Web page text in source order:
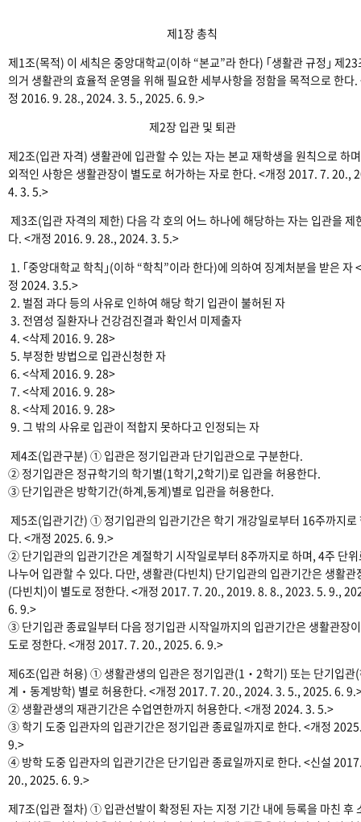
제1장 총칙
제1조(목적) 이 세칙은 중앙대학교(이하 “본교”라 한다) ｢생활관 규정｣ 제23
의거 생활관의 효율적 운영을 위해 필요한 세부사항을 정함을 목적으로 한다.
정 2016. 9. 28., 2024. 3. 5., 2025. 6. 9.>
제2장 입관 및 퇴관
제2조(입관 자격) 생활관에 입관할 수 있는 자는 본교 재학생을 원칙으로 하
외적인 사항은 생활관장이 별도로 허가하는 자로 한다. <개정 2017. 7. 20.,
4. 3. 5.>
제3조(입관 자격의 제한) 다음 각 호의 어느 하나에 해당하는 자는 입관을 제
다. <개정 2016. 9. 28., 2024. 3. 5.>
1. ｢중앙대학교 학칙｣(이하 “학칙”이라 한다)에 의하여 징계처분을 받은 자
정 2024. 3.5.>
2. 벌점 과다 등의 사유로 인하여 해당 학기 입관이 불허된 자
3. 전염성 질환자나 건강검진결과 확인서 미제출자
4. <삭제 2016. 9. 28>
5. 부정한 방법으로 입관신청한 자
6. <삭제 2016. 9. 28>
7. <삭제 2016. 9. 28>
8. <삭제 2016. 9. 28>
9. 그 밖의 사유로 입관이 적합지 못하다고 인정되는 자
제4조(입관구분) ① 입관은 정기입관과 단기입관으로 구분한다.
② 정기입관은 정규학기의 학기별(1학기,2학기)로 입관을 허용한다.
③ 단기입관은 방학기간(하계,동계)별로 입관을 허용한다.
제5조(입관기간) ① 정기입관의 입관기간은 학기 개강일로부터 16주까지로
다. <개정 2025. 6. 9.>
② 단기입관의 입관기간은 계절학기 시작일로부터 8주까지로 하며, 4주 단
나누어 입관할 수 있다. 다만, 생활관(다빈치) 단기입관의 입관기간은 생활관
(다빈치)이 별도로 정한다. <개정 2017. 7. 20., 2019. 8. 8., 2023. 5. 9.,
6. 9.>
③ 단기입관 종료일부터 다음 정기입관 시작일까지의 입관기간은 생활관장
도로 정한다. <개정 2017. 7. 20., 2025. 6. 9.>
제6조(입관 허용) ① 생활관생의 입관은 정기입관(1‧2학기) 또는 단기입관
계‧동계방학) 별로 허용한다. <개정 2017. 7. 20., 2024. 3. 5., 2025. 6.
② 생활관생의 재관기간은 수업연한까지 허용한다. <개정 2024. 3. 5.>
③ 학기 도중 입관자의 입관기간은 정기입관 종료일까지로 한다. <개정
9.>
④ 방학 도중 입관자의 입관기간은 단기입관 종료일까지로 한다. <신설
20., 2025. 6. 9.>
제7조(입관 절차) ① 입관선발이 확정된 자는 지정 기간 내에 등록을 마친 후